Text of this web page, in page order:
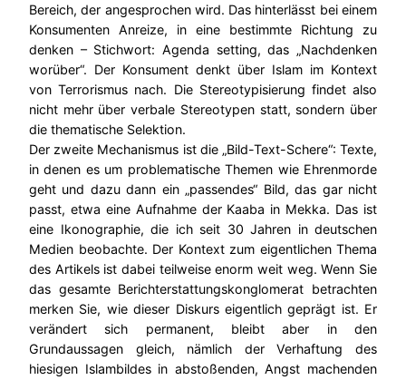
Bereich, der angesprochen wird. Das hinterlässt bei einem
Konsumenten Anreize, in eine bestimmte Richtung zu
denken – Stichwort: Agenda setting, das „Nachdenken
worüber“. Der Konsument denkt über Islam im Kontext
von Terrorismus nach. Die Stereotypisierung findet also
nicht mehr über verbale Stereotypen statt, sondern über
die thematische Selektion.
Der zweite Mechanismus ist die „Bild-Text-Schere“: Texte,
in denen es um problematische Themen wie Ehrenmorde
geht und dazu dann ein „passendes“ Bild, das gar nicht
passt, etwa eine Aufnahme der Kaaba in Mekka. Das ist
eine Ikonographie, die ich seit 30 Jahren in deutschen
Medien beobachte. Der Kontext zum eigentlichen Thema
des Artikels ist dabei teilweise enorm weit weg. Wenn Sie
das gesamte Berichterstattungskonglomerat betrachten
merken Sie, wie dieser Diskurs eigentlich geprägt ist. Er
verändert sich permanent, bleibt aber in den
Grundaussagen gleich, nämlich der Verhaftung des
hiesigen Islambildes in abstoßenden, Angst machenden